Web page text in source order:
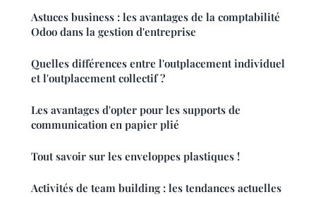
Astuces business : les avantages de la comptabilité
Odoo dans la gestion d'entreprise
Quelles différences entre l'outplacement individuel
et l'outplacement collectif ?
Les avantages d'opter pour les supports de
communication en papier plié
Tout savoir sur les enveloppes plastiques !
Activités de team building : les tendances actuelles